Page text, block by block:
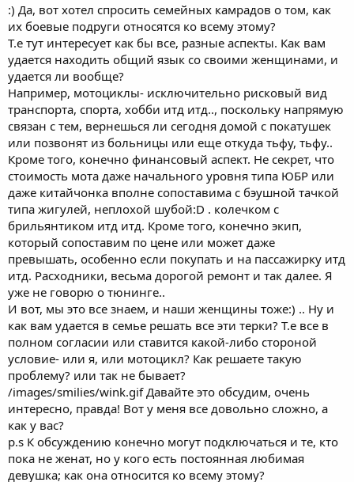
:) Да, вот хотел спросить семейных камрадов о том, как
их боевые подруги относятся ко всему этому?
Т.е тут интересует как бы все, разные аспекты. Как вам
удается находить общий язык со своими женщинами, и
удается ли вообще?
Например, мотоциклы- исключительно рисковый вид
транспорта, спорта, хобби итд итд.., поскольку напрямую
связан с тем, вернешься ли сегодня домой с покатушек
или позвонят из больницы или еще откуда тьфу, тьфу..
Кроме того, конечно финансовый аспект. Не секрет, что
стоимость мота даже начального уровня типа ЮБР или
даже китайчонка вполне сопоставима с бэушной тачкой
типа жигулей, неплохой шубой:D . колечком с
брильянтиком итд итд. Кроме того, конечно экип,
который сопоставим по цене или может даже
превышать, особенно если покупать и на пассажирку итд
итд. Расходники, весьма дорогой ремонт и так далее. Я
уже не говорю о тюнинге..
И вот, мы это все знаем, и наши женщины тоже:) .. Ну и
как вам удается в семье решать все эти терки? Т.е все в
полном согласии или ставится какой-либо стороной
условие- или я, или мотоцикл? Как решаете такую
проблему? или так не бывает?
/images/smilies/wink.gif Давайте это обсудим, очень
интересно, правда! Вот у меня все довольно сложно, а
как у вас?
p.s К обсуждению конечно могут подключаться и те, кто
пока не женат, но у кого есть постоянная любимая
девушка; как она относится ко всему этому?